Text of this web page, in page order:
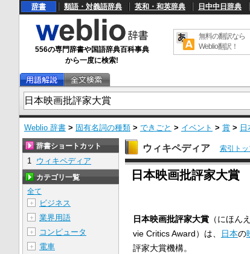
辞書 類語・対義語辞典 英和・和英辞典 日中中日辞典
556の専門辞書や国語辞典百科事典
から一度に検索!
無料の翻訳なら
Weblio翻訳！
Weblio 辞書 > 固有名詞の種類 > できごと > イベント > 賞 >
U
n
m
ウィキペディア 索引トッ
日本映画批評家大賞
日本映画批評家大賞（にほん
vie Critics Award）は、
日本の
評家大賞機構。
辞書ショートカット
1 ウィキペディア
カテゴリ一覧
全て
＋
ビジネス
＋ 業界用語
＋ コンピュータ
＋ 電車